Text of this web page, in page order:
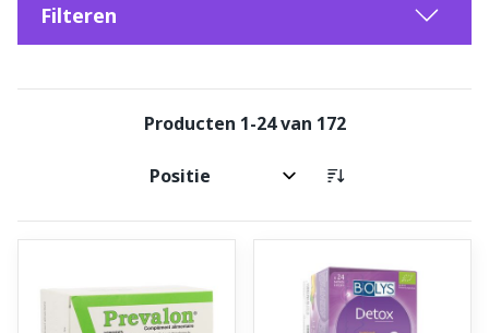
Filteren
Producten 1-24van 172
Sorteer op: